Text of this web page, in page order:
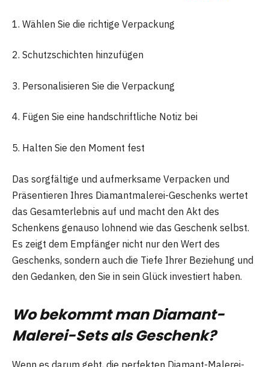
1. Wählen Sie die richtige Verpackung
2. Schutzschichten hinzufügen
3. Personalisieren Sie die Verpackung
4. Fügen Sie eine handschriftliche Notiz bei
5. Halten Sie den Moment fest
Das sorgfältige und aufmerksame Verpacken und
Präsentieren Ihres Diamantmalerei-Geschenks wertet
das Gesamterlebnis auf und macht den Akt des
Schenkens genauso lohnend wie das Geschenk selbst.
Es zeigt dem Empfänger nicht nur den Wert des
Geschenks, sondern auch die Tiefe Ihrer Beziehung und
den Gedanken, den Sie in sein Glück investiert haben.
Wo bekommt man Diamant-
Malerei-Sets als Geschenk?
Wenn es darum geht, die perfekten Diamant-Malerei-